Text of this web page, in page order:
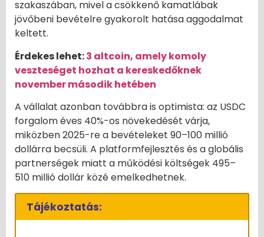
szakaszában, mivel a csökkenő kamatlábak
jövőbeni bevételre gyakorolt hatása aggodalmat
keltett.
Érdekes lehet:3 altcoin, amely komoly
veszteséget hozhat a kereskedőknek
november második hetében
A vállalat azonban továbbra is optimista: az USDC
forgalom éves 40%-os növekedését várja,
miközben 2025-re a bevételeket 90–100 millió
dollárra becsüli. A platformfejlesztés és a globális
partnerségek miatt a működési költségek 495–
510 millió dollár közé emelkedhetnek.
Tájékoztatás: